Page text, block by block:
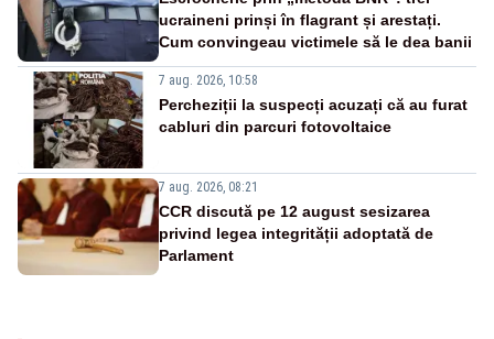
ucraineni prinși în flagrant și arestați.
Cum convingeau victimele să le dea banii
7 aug. 2026, 10:58
Percheziții la suspecți acuzați că au furat
cabluri din parcuri fotovoltaice
7 aug. 2026, 08:21
CCR discută pe 12 august sesizarea
privind legea integrității adoptată de
Parlament